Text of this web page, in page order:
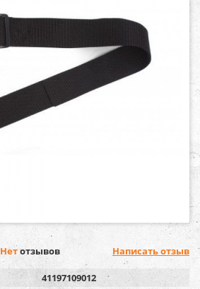
Нетотзывов Написать отзыв
41197109012